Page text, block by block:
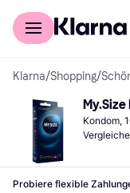
Für Shopper
Klarna/Shopping/
My.Size
Kondom,
Probiere flexible